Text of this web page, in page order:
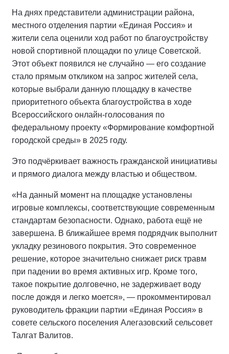
На днях представители администрации района,
местного отделения партии «Единая Россия» и
жители села оценили ход работ по благоустройству
новой спортивной площадки по улице Советской.
Этот объект появился не случайно — его создание
стало прямым откликом на запрос жителей села,
которые выбрали данную площадку в качестве
приоритетного объекта благоустройства в ходе
Всероссийского онлайн-голосования по
федеральному проекту «Формирование комфортной
городской среды» в 2025 году.
Это подчёркивает важность гражданской инициативы
и прямого диалога между властью и обществом.
«На данный момент на площадке установлены
игровые комплексы, соответствующие современным
стандартам безопасности. Однако, работа ещё не
завершена. В ближайшее время подрядчик выполнит
укладку резинового покрытия. Это современное
решение, которое значительно снижает риск травм
при падении во время активных игр. Кроме того,
такое покрытие долговечно, не задерживает воду
после дождя и легко моется», — прокомментировал
руководитель фракции партии «Единая Россия» в
совете сельского поселения Алегазовский сельсовет
Талгат Валитов.